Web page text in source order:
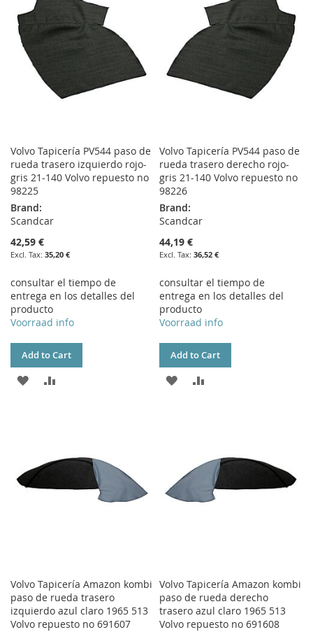
Volvo Tapicería PV544 paso de
rueda trasero izquierdo rojo-
gris 21-140 Volvo repuesto no
98225
Brand:
Scandcar
42,59 €
35,20 €
consultar el tiempo de
entrega en los detalles del
producto
Voorraad info
Add to Cart
ADD
Volvo Tapicería PV544 paso de
rueda trasero derecho rojo-
gris 21-140 Volvo repuesto no
98226
Brand:
Scandcar
44,19 €
36,52 €
consultar el tiempo de
entrega en los detalles del
producto
Voorraad info
Add to Cart
ADD
Volvo Tapicería Amazon kombi
paso de rueda trasero
izquierdo azul claro 1965 513
Volvo repuesto no 691607
Volvo Tapicería Amazon kombi
paso de rueda derecho
trasero azul claro 1965 513
Volvo repuesto no 691608